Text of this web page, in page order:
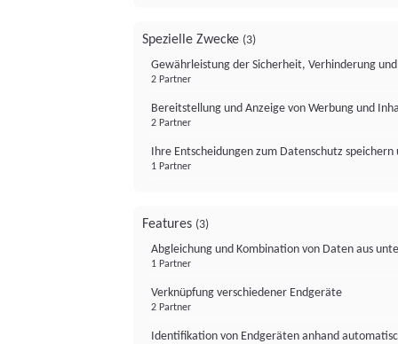
Spezielle Zwecke (3)
Gewährleistung der Sicherheit, Verhinderung
2 Partner
Bereitstellung und Anzeige von Werbung und
2 Partner
Ihre Entscheidungen zum Datenschutz
1 Partner
Features (3)
Abgleichung und Kombination von Daten aus
1 Partner
Verknüpfung verschiedener Endgeräte
2 Partner
Identifikation von Endgeräten anhand